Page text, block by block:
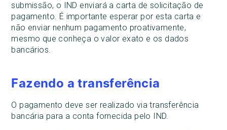
submissão, o IND enviará a carta de solicitação de
pagamento. É importante esperar por esta carta e
não enviar nenhum pagamento proativamente,
mesmo que conheça o valor exato e os dados
bancários.
Fazendo a transferência
O pagamento deve ser realizado via transferência
bancária para a conta fornecida pelo IND.